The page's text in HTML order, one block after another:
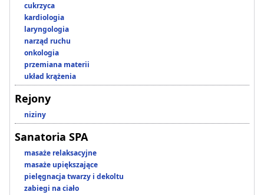
cukrzyca
kardiologia
laryngologia
narząd ruchu
onkologia
przemiana materii
układ krążenia
Rejony
niziny
Sanatoria SPA
masaże relaksacyjne
masaże upiększające
pielęgnacja twarzy i dekoltu
zabiegi na ciało